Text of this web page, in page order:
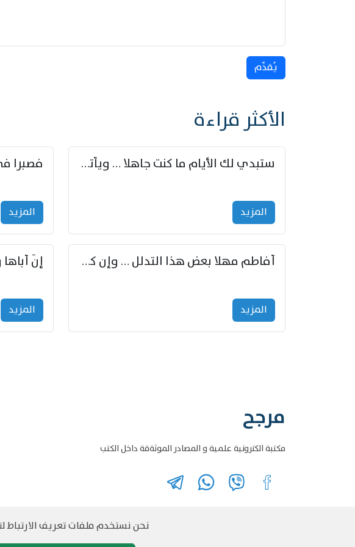
يُقدِّم
الأكثر قراءة
ستبدي لك الأيام ما كنت جاهلا … ويأتيك بالأخبار من لم تزوّد
المزید المزید
أفاطم مهلا بعض هذا التدلل … وإن كنت قد أزمعت صرمي فأجملي
المزید المزید
مرجح
مكتبة الكترونية علمية و المصادر الموثةقة داخل الكتب
©حقوق الطبع
نحن نستخدم ملفات تعريف الارتباط